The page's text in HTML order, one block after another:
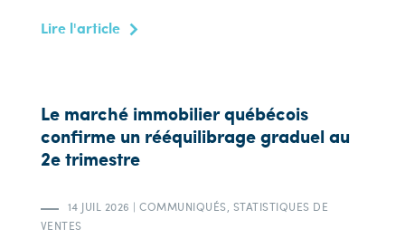
Lire l'article
Le marché immobilier québécois
confirme un rééquilibrage graduel au
2e trimestre
14 JUIL 2026 |COMMUNIQUÉS, STATISTIQUES DE
VENTES